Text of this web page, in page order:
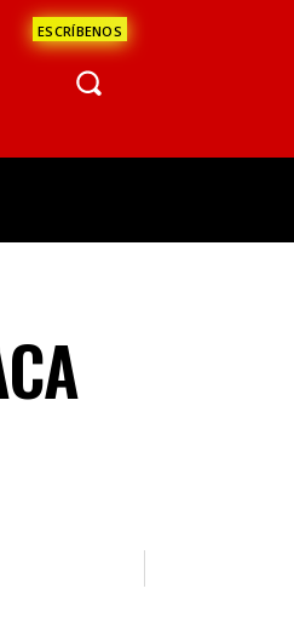
ESCRÍBENOS
1510 AM | LA PAZ